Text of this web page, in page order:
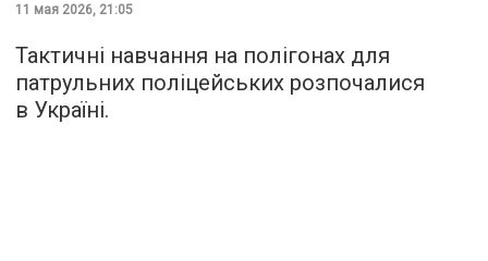
11 мая 2026, 21:05
Тактичні навчання на полігонах для
патрульних поліцейських розпочалися
в Україні.